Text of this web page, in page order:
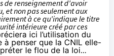
de renseignement d'avoir
et non pas seulement aux
à ce qu'indique le titre
intérieure créé par ces
ici l’utilisation du
à penser que la CNIL elle-
le flou de la loi...